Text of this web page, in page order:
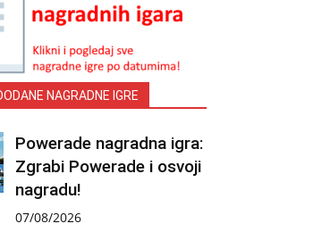
NAGRADNE IGRE
Powerade nagradna igra:
Zgrabi Powerade i osvoji
nagradu!
07/08/2026